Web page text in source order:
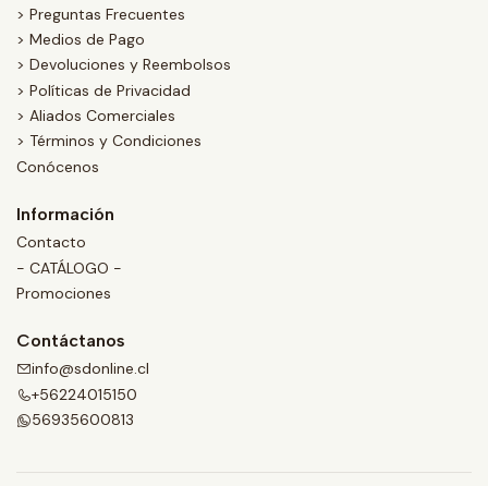
> Preguntas Frecuentes
> Medios de Pago
> Devoluciones y Reembolsos
> Políticas de Privacidad
> Aliados Comerciales
> Términos y Condiciones
Conócenos
Información
Contacto
- CATÁLOGO -
Promociones
Contáctanos
info@sdonline.cl
+56224015150
56935600813